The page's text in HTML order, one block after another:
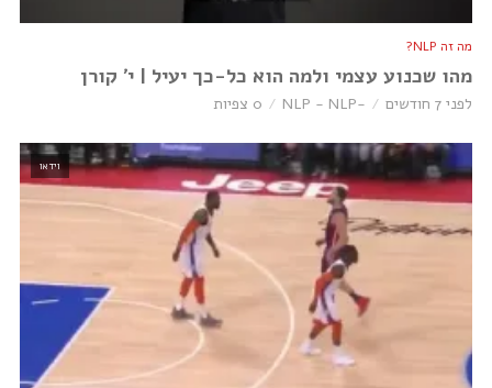
מה זה NLP?
מהו שכנוע עצמי ולמה הוא כל-כך יעיל | י׳ קורן
לפני 7 חודשים -NLP - NLP 0 צפיות
וידאו